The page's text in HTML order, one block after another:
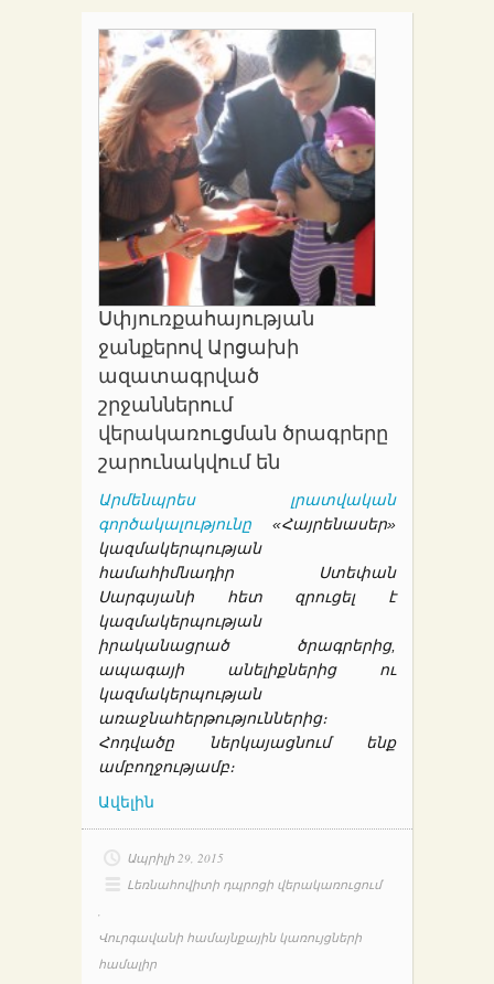
Սփյուռքահայության
ջանքերով Արցախի
ազատագրված
շրջաններում
վերակառուցման ծրագրերը
շարունակվում են
Արմենպրես լրատվական
գործակալությունը «Հայրենասեր»
կազմակերպության
համահիմնադիր Ստեփան
Սարգսյանի հետ զրուցել է
կազմակերպության
իրականացրած ծրագրերից,
ապագայի անելիքներից ու
կազմակերպության
առաջնահերթություններից։
Հոդվածը ներկայացնում ենք
ամբողջությամբ։
Ավելին
Ապրիլի 29, 2015
Լեռնահովիտի դպրոցի վերակառուցում
,
Վուրգավանի համայնքային կառույցների
համալիր